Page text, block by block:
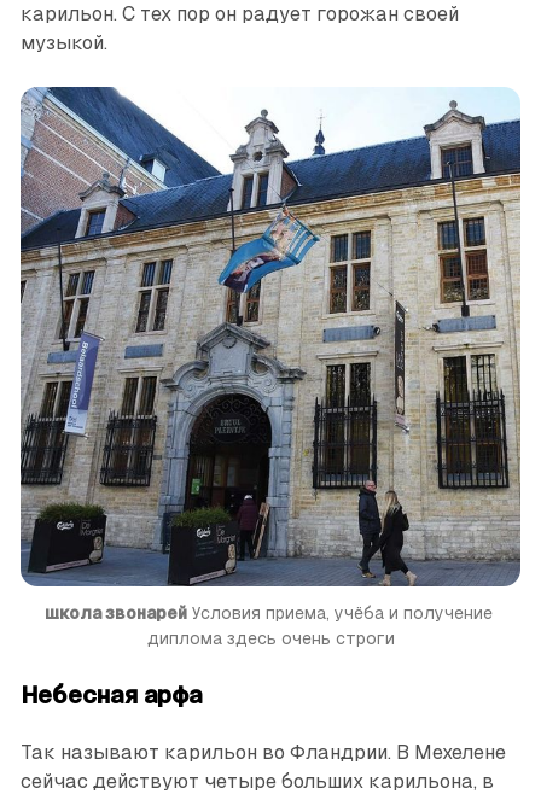
карильон. С тех пор он радует горожан своей
музыкой.
школа звонарей Условия приема, учёба и получение
диплома здесь очень строги
Небесная арфа
Так называют карильон во Фландрии. В Мехелене
сейчас действуют четыре больших карильона, в